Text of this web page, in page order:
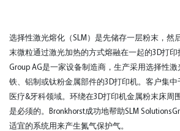
选择性激光熔化（SLM）是先储存一层粉末，然
末微粒通过激光加热的方式熔融在一起的3D打印
Group AG是一家设备制造商，生产采用选择性
铁、铝制或钛粉金属部件的3D打印机。客户集
医疗&牙科领域。环绕在3D打印机金属粉末床周
是必须的。Bronkhorst成功地帮助SLM
适宜的系统用来产生氮气保护气。